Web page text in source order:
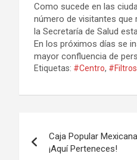
Como sucede en las
número de visitantes que
la Secretaría de Salud
En los próximos días se
mayor confluencia de
Etiquetas: #Centro,
de
Caja Popular
¡Aquí Perteneces!